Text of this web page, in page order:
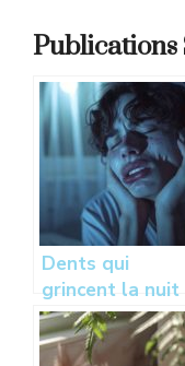
Publications
Dents qui
grincent la nuit
causes,
traitements et